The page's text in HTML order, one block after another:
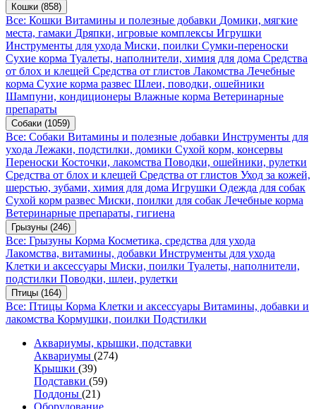
Кошки (858)
Все: Кошки Витамины и полезные добавки Домики, мягкие
места, гамаки Дряпки, игровые комплексы Игрушки
Инструменты для ухода Миски, поилки Сумки-переноски
Сухие корма Туалеты, наполнители, химия для дома Средства
от блох и клещей Средства от глистов Лакомства Лечебные
корма Сухие корма развес Шлеи, поводки, ошейники
Шампуни, кондиционеры Влажные корма Ветеринарные
препараты
Собаки (1059)
Все: Собаки Витамины и полезные добавки Инструменты для
ухода Лежаки, подстилки, домики Сухой корм, консервы
Переноски Косточки, лакомства Поводки, ошейники, рулетки
Средства от блох и клещей Средства от глистов Уход за кожей,
шерстью, зубами, химия для дома Игрушки Одежда для собак
Сухой корм развес Миски, поилки для собак Лечебные корма
Ветеринарные препараты, гигиена
Грызуны (246)
Все: Грызуны Корма Косметика, средства для ухода
Лакомства, витамины, добавки Инструменты для ухода
Клетки и аксессуары Миски, поилки Туалеты, наполнители,
подстилки Поводки, шлеи, рулетки
Птицы (164)
Все: Птицы Корма Клетки и аксессуары Витамины, добавки и
лакомства Кормушки, поилки Подстилки
Аквариумы, крышки, подставки
Аквариумы (274)
Крышки (39)
Подставки (59)
Поддоны (21)
Оборудование